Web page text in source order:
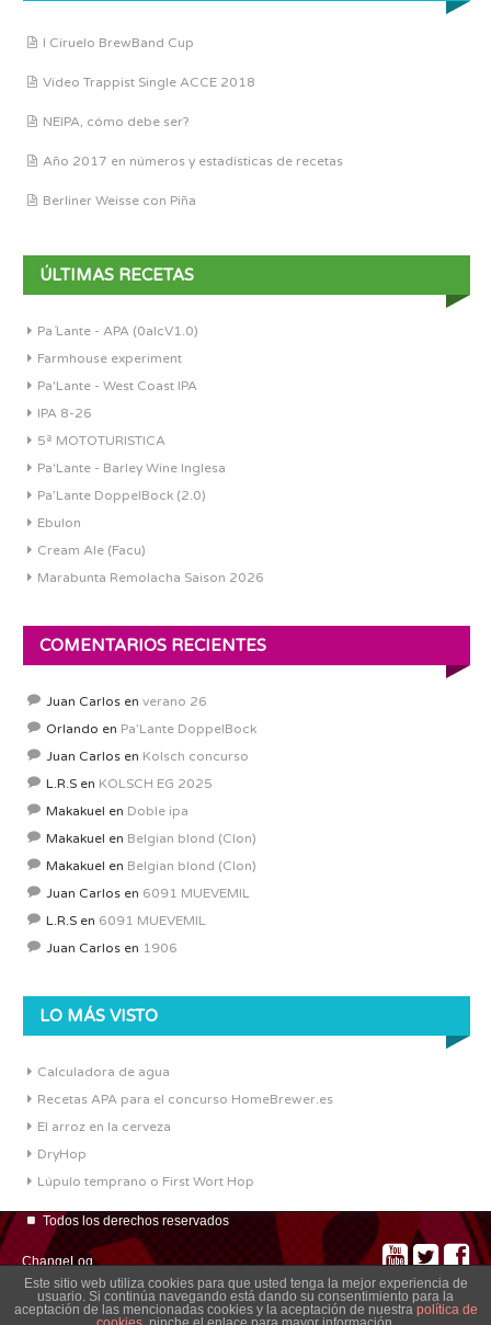
I Ciruelo BrewBand Cup
Vídeo Trappist Single ACCE 2018
NEIPA, cómo debe ser?
Año 2017 en números y estadísticas de recetas
Berliner Weisse con Piña
ÚLTIMAS RECETAS
Pa´Lante - APA (0alcV1.0)
Farmhouse experiment
Pa'Lante - West Coast IPA
IPA 8-26
5ª MOTOTURISTICA
Pa'Lante - Barley Wine Inglesa
Pa’Lante DoppelBock (2.0)
Ebulon
Cream Ale (Facu)
Marabunta Remolacha Saison 2026
COMENTARIOS RECIENTES
Juan Carlos en verano 26
Orlando en Pa’Lante DoppelBock
Juan Carlos en Kolsch concurso
L.R.S en KOLSCH EG 2025
Makakuel en Doble ipa
Makakuel en Belgian blond (Clon)
Makakuel en Belgian blond (Clon)
Juan Carlos en 6091 MUEVEMIL
L.R.S en 6091 MUEVEMIL
Juan Carlos en 1906
LO MÁS VISTO
Calculadora de agua
Recetas APA para el concurso HomeBrewer.es
El arroz en la cerveza
DryHop
Lúpulo temprano o First Wort Hop
Todos los derechos reservados
ChangeLog
Este sitio web utiliza cookies para que usted tenga la mejor experiencia de
usuario. Si continúa navegando está dando su consentimiento para la
aceptación de las mencionadas cookies y la aceptación de nuestra política de